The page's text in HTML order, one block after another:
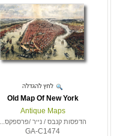
Old Map Of New York
Antique Maps
הדפסות קנבס / נייר /פרספקס...
GA-C1474